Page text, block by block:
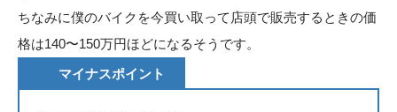
ちなみに僕のバイクを今買い取って店頭で販売するときの価
格は140〜150万円ほどになるそうです。
マイナスポイント